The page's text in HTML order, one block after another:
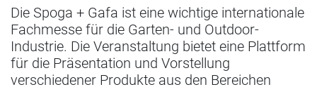
Die Spoga + Gafa ist eine wichtige internationale
Fachmesse für die Garten- und Outdoor-
Industrie. Die Veranstaltung bietet eine Plattform
für die Präsentation und Vorstellung
verschiedener Produkte aus den Bereichen